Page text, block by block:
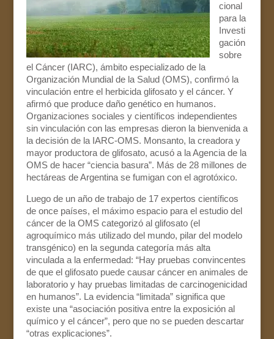
cional
para la
Investi
gación
sobre
el Cáncer (IARC), ámbito especializado de la
Organización Mundial de la Salud (OMS), confirmó la
vinculación entre el herbicida glifosato y el cáncer. Y
afirmó que produce daño genético en humanos.
Organizaciones sociales y científicos independientes
sin vinculación con las empresas dieron la bienvenida a
la decisión de la IARC-OMS. Monsanto, la creadora y
mayor productora de glifosato, acusó a la Agencia de la
OMS de hacer “ciencia basura”. Más de 28 millones de
hectáreas de Argentina se fumigan con el agrotóxico.
Luego de un año de trabajo de 17 expertos científicos
de once países, el máximo espacio para el estudio del
cáncer de la OMS categorizó al glifosato (el
agroquímico más utilizado del mundo, pilar del modelo
transgénico) en la segunda categoría más alta
vinculada a la enfermedad: “Hay pruebas convincentes
de que el glifosato puede causar cáncer en animales de
laboratorio y hay pruebas limitadas de carcinogenicidad
en humanos”. La evidencia “limitada” significa que
existe una “asociación positiva entre la exposición al
químico y el cáncer”, pero que no se pueden descartar
“otras explicaciones”.